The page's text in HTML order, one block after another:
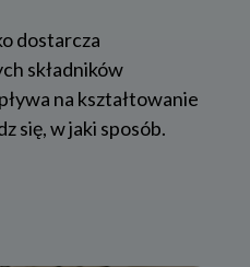
dostarcza
składników
na kształtowanie
się, w jaki sposób.